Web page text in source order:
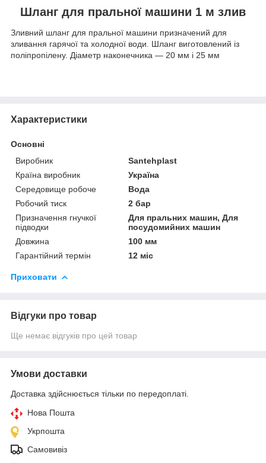
Шланг для пральної машини 1 м злив
Зливний шланг для пральної машини призначений для
зливання гарячої та холодної води. Шланг виготовлений із
поліпропілену. Діаметр наконечника — 20 мм і 25 мм
Характеристики
Основні
Виробник
Santehplast
Країна виробник
Україна
Середовище робоче
Вода
Робочий тиск
2 бар
Призначення гнучкої
підводки
Для пральних машин, Для
посудомийних машин
Довжина
100 мм
Гарантійний термін
12 міс
Приховати
Відгуки про товар
Ще немає відгуків про цей товар
Умови доставки
Доставка здійснюється тільки по передоплаті.
Нова Пошта
Укрпошта
Самовивіз